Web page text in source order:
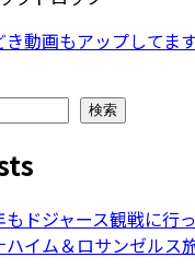
動画もアップしてま
検索
ドジャース観戦に行
ハイム＆ロサンゼルス